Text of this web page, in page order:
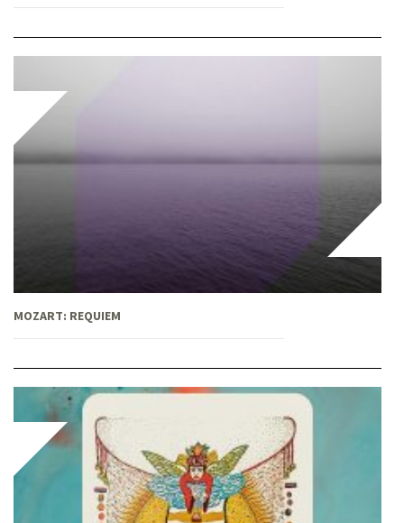
MOZART: REQUIEM